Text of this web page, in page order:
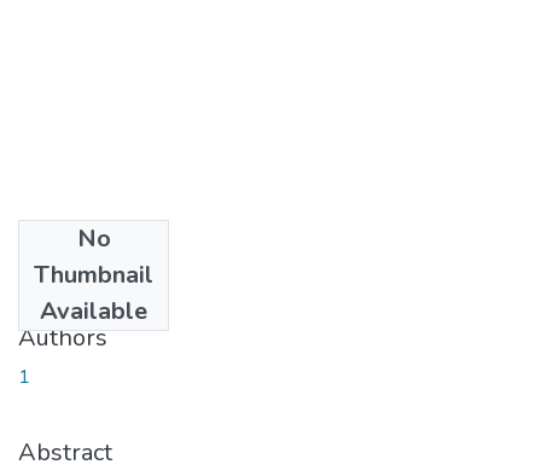
No
Thumbnail
Available
2014-12-01
Authors
1
Abstract